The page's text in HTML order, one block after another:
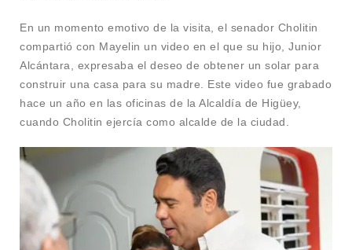
En un momento emotivo de la visita, el senador Cholitin
compartió con Mayelin un video en el que su hijo, Junior
Alcántara, expresaba el deseo de obtener un solar para
construir una casa para su madre. Este video fue grabado
hace un año en las oficinas de la Alcaldía de Higüey,
cuando Cholitin ejercía como alcalde de la ciudad.